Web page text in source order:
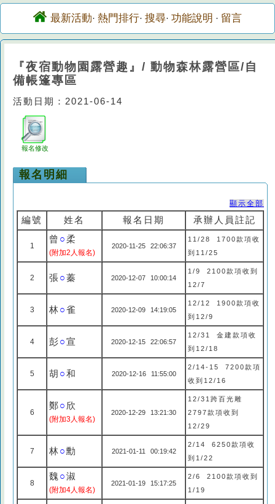
最新活動· 熱門排行· 搜尋· 功能說明 · 留言
『夜宿動物園露營趣』/ 動物森林露營區/自
備帳篷專區
活動日期：2021-06-14
報名修改
報名明細
顯示全部
編號 姓名 報名日期 承辦人員註記
1
曾 ○柔
(附加2人報名)
2020-11-25 22:06:37
11/28 1700款項收
到11/25
2 張○蓁 2020-12-07 10:00:14
1/9 2100款項收到
12/7
3 林○雀 2020-12-09 14:19:05
12/12 1900款項收
到12/9
4 彭○宣 2020-12-15 22:06:57
12/31 金建款項收
到12/18
5 胡 ○和 2020-12-16 11:55:00
2/14-15 7200款項
收到12/16
6
鄭○ 欣
(附加3人報名)
2020-12-29 13:21:30
12/31跨百光雕
2797款項收到
12/29
7 林○勳 2021-01-11 00:19:42
2/14 6250款項收
到1/22
8
魏 ○淑
(附加4人報名)
2021-01-19 15:17:25
2/6 2100款項收到
1/19